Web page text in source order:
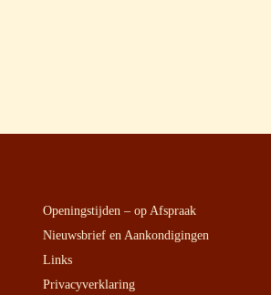
Openingstijden – op Afspraak
Nieuwsbrief en Aankondigingen
Links
Privacyverklaring